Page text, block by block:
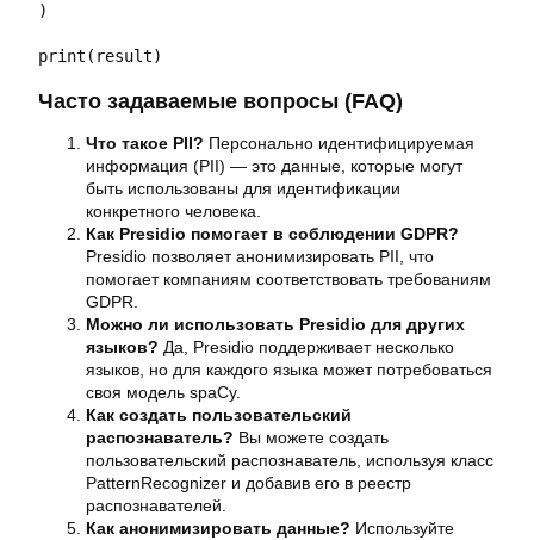
)
print(result)
Часто задаваемые вопросы (FAQ)
Что такое PII? Персонально идентифицируемая
информация (PII) — это данные, которые могут
быть использованы для идентификации
конкретного человека.
Как Presidio помогает в соблюдении GDPR?
Presidio позволяет анонимизировать PII, что
помогает компаниям соответствовать требованиям
GDPR.
Можно ли использовать Presidio для других
языков? Да, Presidio поддерживает несколько
языков, но для каждого языка может потребоваться
своя модель spaCy.
Как создать пользовательский
распознаватель? Вы можете создать
пользовательский распознаватель, используя класс
PatternRecognizer и добавив его в реестр
распознавателей.
Как анонимизировать данные? Используйте